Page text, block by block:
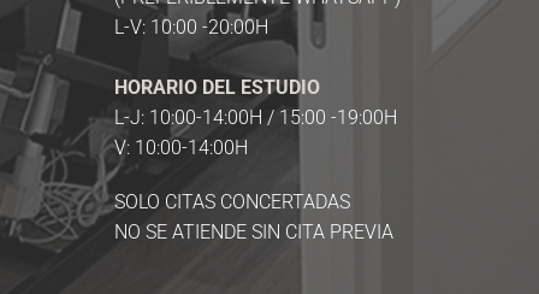
L-V: 10:00 -20:00H
HORARIO DEL ESTUDIO
L-J: 10:00-14:00H / 15:00 -19:00H
V: 10:00-14:00H
SOLO CITAS CONCERTADAS
NO SE ATIENDE SIN CITA PREVIA